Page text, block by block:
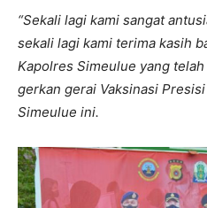
“Sekali lagi kami sangat
sekali lagi kami terima kasih
Kapolres Simeulue yang
gerkan gerai Vaksinasi
Simeulue ini.